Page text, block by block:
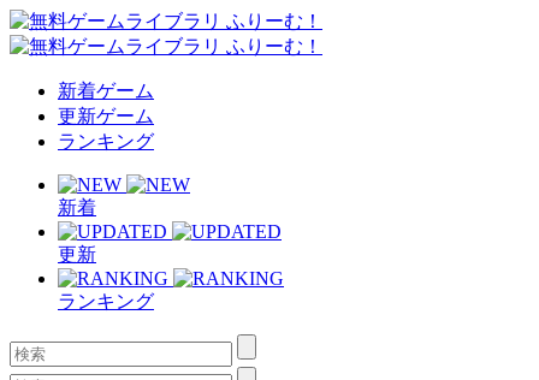
新着ゲーム
更新ゲーム
ランキング
新着
更新
ランキング